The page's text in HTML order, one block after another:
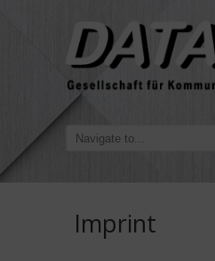
Imprint